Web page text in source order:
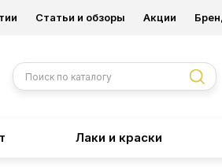
Статьи и обзоры Акции
Лаки и краски